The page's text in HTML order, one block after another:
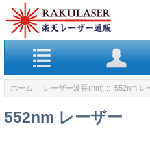
ホーム :: レーザー波長(nm) :: 552nm レ
552nm レーザー